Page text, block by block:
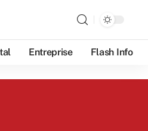
Entreprise Flash Info